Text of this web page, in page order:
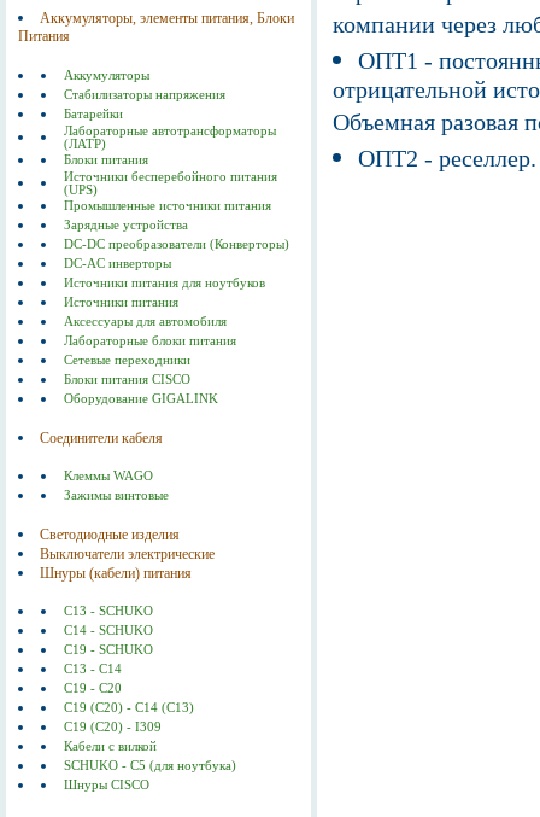
Аккумуляторы, элементы питания, Блоки
Питания
Аккумуляторы
Стабилизаторы напряжения
Батарейки
Лабораторные автотрансформаторы
(ЛАТР)
Блоки питания
Источники бесперебойного питания
(UPS)
Промышленные источники питания
Зарядные устройства
DC-DC преобразователи (Конверторы)
DC-AC инверторы
Источники питания для ноутбуков
Источники питания
Аксессуары для автомобиля
Лабораторные блоки питания
Сетевые переходники
Блоки питания CISCO
Оборудование GIGALINK
Соединители кабеля
Клеммы WAGO
Зажимы винтовые
Светодиодные изделия
Выключатели электрические
Шнуры (кабели) питания
C13 - SCHUKO
C14 - SCHUKO
C19 - SCHUKO
C13 - C14
C19 - C20
C19 (С20) - C14 (С13)
C19 (C20) - I309
Кабели с вилкой
SCHUKO - C5 (для ноутбука)
Шнуры CISCO
компании через
ОПТ1 -
отрицательной
Объемная разовая
ОПТ2 -